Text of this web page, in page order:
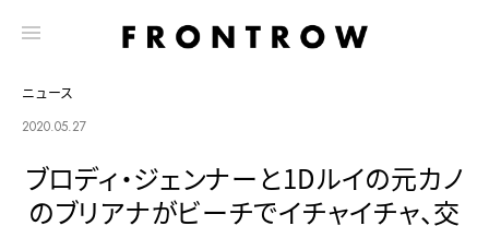
ニュース
2020.05.27
ブロディ・ジェンナーと1Dルイの元カノ
のブリアナがビーチでイチャイチャ、交